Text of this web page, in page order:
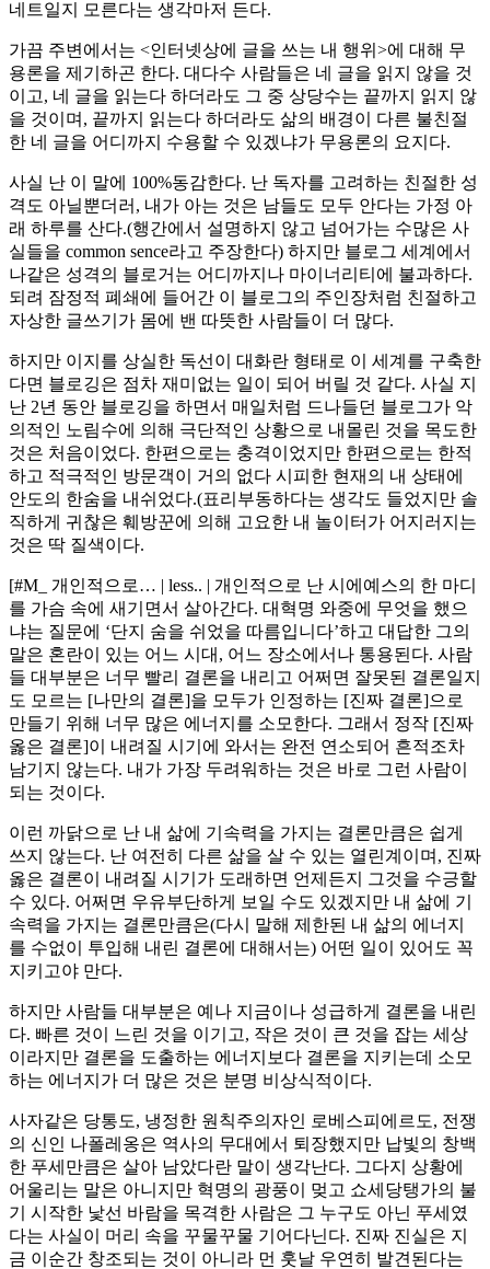
네트일지 모른다는 생각마저 든다.
가끔 주변에서는 <인터넷상에 글을 쓰는 내 행위>에 대해 무
용론을 제기하곤 한다. 대다수 사람들은 네 글을 읽지 않을 것
이고, 네 글을 읽는다 하더라도 그 중 상당수는 끝까지 읽지 않
을 것이며, 끝까지 읽는다 하더라도 삶의 배경이 다른 불친절
한 네 글을 어디까지 수용할 수 있겠냐가 무용론의 요지다.
사실 난 이 말에 100%동감한다. 난 독자를 고려하는 친절한 성
격도 아닐뿐더러, 내가 아는 것은 남들도 모두 안다는 가정 아
래 하루를 산다.(행간에서 설명하지 않고 넘어가는 수많은 사
실들을 common sence라고 주장한다) 하지만 블로그 세계에서
나같은 성격의 블로거는 어디까지나 마이너리티에 불과하다.
되려 잠정적 폐쇄에 들어간 이 블로그의 주인장처럼 친절하고
자상한 글쓰기가 몸에 밴 따뜻한 사람들이 더 많다.
하지만 이지를 상실한 독선이 대화란 형태로 이 세계를 구축한
다면 블로깅은 점차 재미없는 일이 되어 버릴 것 같다. 사실 지
난 2년 동안 블로깅을 하면서 매일처럼 드나들던 블로그가 악
의적인 노림수에 의해 극단적인 상황으로 내몰린 것을 목도한
것은 처음이었다. 한편으로는 충격이었지만 한편으로는 한적
하고 적극적인 방문객이 거의 없다 시피한 현재의 내 상태에
안도의 한숨을 내쉬었다.(표리부동하다는 생각도 들었지만 솔
직하게 귀찮은 훼방꾼에 의해 고요한 내 놀이터가 어지러지는
것은 딱 질색이다.
[#M_ 개인적으로… | less.. | 개인적으로 난 시에예스의 한 마디
를 가슴 속에 새기면서 살아간다. 대혁명 와중에 무엇을 했으
냐는 질문에 ‘단지 숨을 쉬었을 따름입니다’하고 대답한 그의
말은 혼란이 있는 어느 시대, 어느 장소에서나 통용된다. 사람
들 대부분은 너무 빨리 결론을 내리고 어쩌면 잘못된 결론일지
도 모르는 [나만의 결론]을 모두가 인정하는 [진짜 결론]으로
만들기 위해 너무 많은 에너지를 소모한다. 그래서 정작 [진짜
옳은 결론]이 내려질 시기에 와서는 완전 연소되어 흔적조차
남기지 않는다. 내가 가장 두려워하는 것은 바로 그런 사람이
되는 것이다.
이런 까닭으로 난 내 삶에 기속력을 가지는 결론만큼은 쉽게
쓰지 않는다. 난 여전히 다른 삶을 살 수 있는 열린계이며, 진짜
옳은 결론이 내려질 시기가 도래하면 언제든지 그것을 수긍할
수 있다. 어쩌면 우유부단하게 보일 수도 있겠지만 내 삶에 기
속력을 가지는 결론만큼은(다시 말해 제한된 내 삶의 에너지
를 수없이 투입해 내린 결론에 대해서는) 어떤 일이 있어도 꼭
지키고야 만다.
하지만 사람들 대부분은 예나 지금이나 성급하게 결론을 내린
다. 빠른 것이 느린 것을 이기고, 작은 것이 큰 것을 잡는 세상
이라지만 결론을 도출하는 에너지보다 결론을 지키는데 소모
하는 에너지가 더 많은 것은 분명 비상식적이다.
사자같은 당통도, 냉정한 원칙주의자인 로베스피에르도, 전쟁
의 신인 나폴레옹은 역사의 무대에서 퇴장했지만 납빛의 창백
한 푸세만큼은 살아 남았다란 말이 생각난다. 그다지 상황에
어울리는 말은 아니지만 혁명의 광풍이 멎고 쇼세당탱가의 불
기 시작한 낯선 바람을 목격한 사람은 그 누구도 아닌 푸세였
다는 사실이 머리 속을 꾸물꾸물 기어다닌다. 진짜 진실은 지
금 이순간 창조되는 것이 아니라 먼 훗날 우연히 발견된다는